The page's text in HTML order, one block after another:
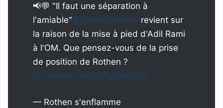
📢💬 "Il faut une séparation à
l'amiable"@RothenJerome revient sur
la raison de la mise à pied d'Adil Rami
à l'OM. Que pensez-vous de la prise
de position de Rothen ?
pic.twitter.com/Q7qZSh6G8o
— Rothen s'enflamme